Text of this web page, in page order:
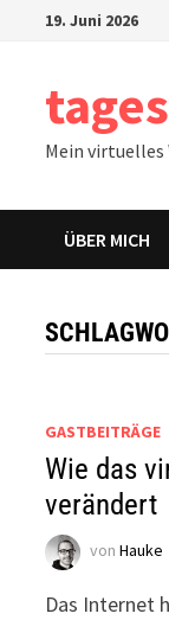
19. Juni 2026
Mein
ÜBER MICH
GASTBEITRÄGE
Wie das
verändert
vonHauke
Das Internet